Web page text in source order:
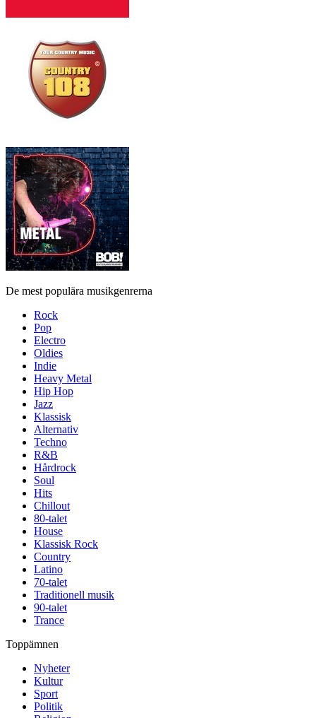
De mest populära musikgenrerna
Rock
Pop
Electro
Oldies
Indie
Heavy Metal
Hip Hop
Jazz
Klassisk
Alternativ
Techno
R&B
Hårdrock
Soul
Hits
Chillout
80-talet
House
Klassisk Rock
Country
Latino
70-talet
Traditionell musik
90-talet
Trance
Toppämnen
Nyheter
Kultur
Sport
Politik